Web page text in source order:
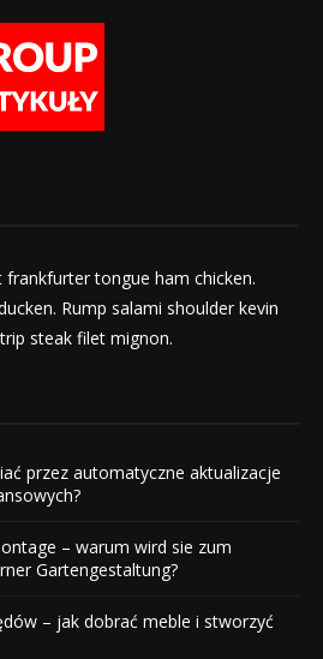
tongue ham chicken.
Rump salami shoulder kevin
steak filet mignon.
przez automatyczne aktualizacje
– warum wird sie zum
Gartengestaltung?
– jak dobrać meble i stworzyć